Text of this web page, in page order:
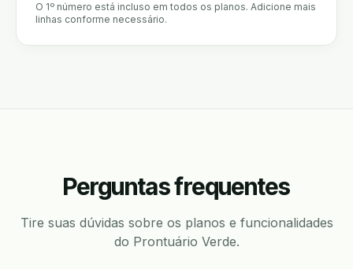
O 1º número está incluso em todos os planos. Adicione mais
linhas conforme necessário.
Perguntas frequentes
Tire suas dúvidas sobre os planos e funcionalidades
do Prontuário Verde.